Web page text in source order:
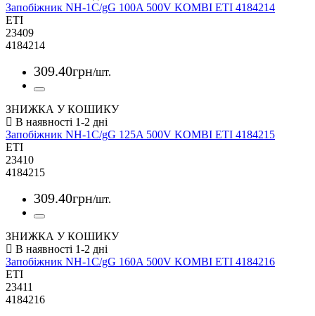
Запобіжник NH-1C/gG 100A 500V KOMBI ETI 4184214
ETI
23409
4184214
309.40грн/шт.
ЗНИЖКА У КОШИКУ
Запобіжник NH-1C/gG 125A 500V KOMBI ETI 4184215
ETI
23410
4184215
309.40грн/шт.
ЗНИЖКА У КОШИКУ
Запобіжник NH-1C/gG 160A 500V KOMBI ETI 4184216
ETI
23411
4184216